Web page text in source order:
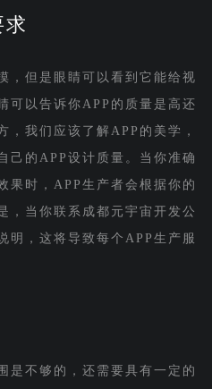
求
，但是眼睛可以看到它能给视
可以告诉你APP的质量是高还
，我们应该了解APP的美学，
己的APP设计质量。当你准确
果时，APP生产者会根据你的
，当你联系成都元宇宙开发公
明，这将导致每个APP生产服
是不够的，还需要具有一定的